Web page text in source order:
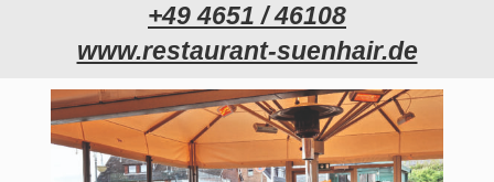
+49 4651 / 46108
www.restaurant-suenhair.de